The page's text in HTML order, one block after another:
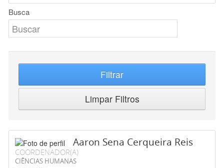
Busca
Filtrar
Limpar Filtros
Aaron Sena Cerqueira Reis
COORDENADOR(A)
CIÊNCIAS HUMANAS